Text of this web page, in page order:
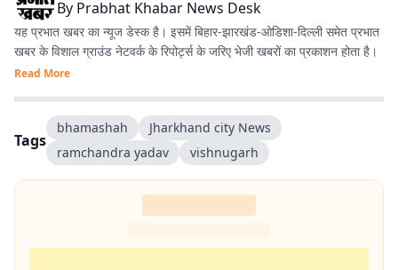
By Prabhat Khabar News Desk
यह प्रभात खबर का न्यूज डेस्क है। इसमें बिहार-झारखंड-ओडिशा-दिल्‍ली समेत प्रभात
खबर के विशाल ग्राउंड नेटवर्क के रिपोर्ट्स के जरिए भेजी खबरों का प्रकाशन होता है।
Read More
Tags
bhamashah
Jharkhand city News
ramchandra yadav
vishnugarh